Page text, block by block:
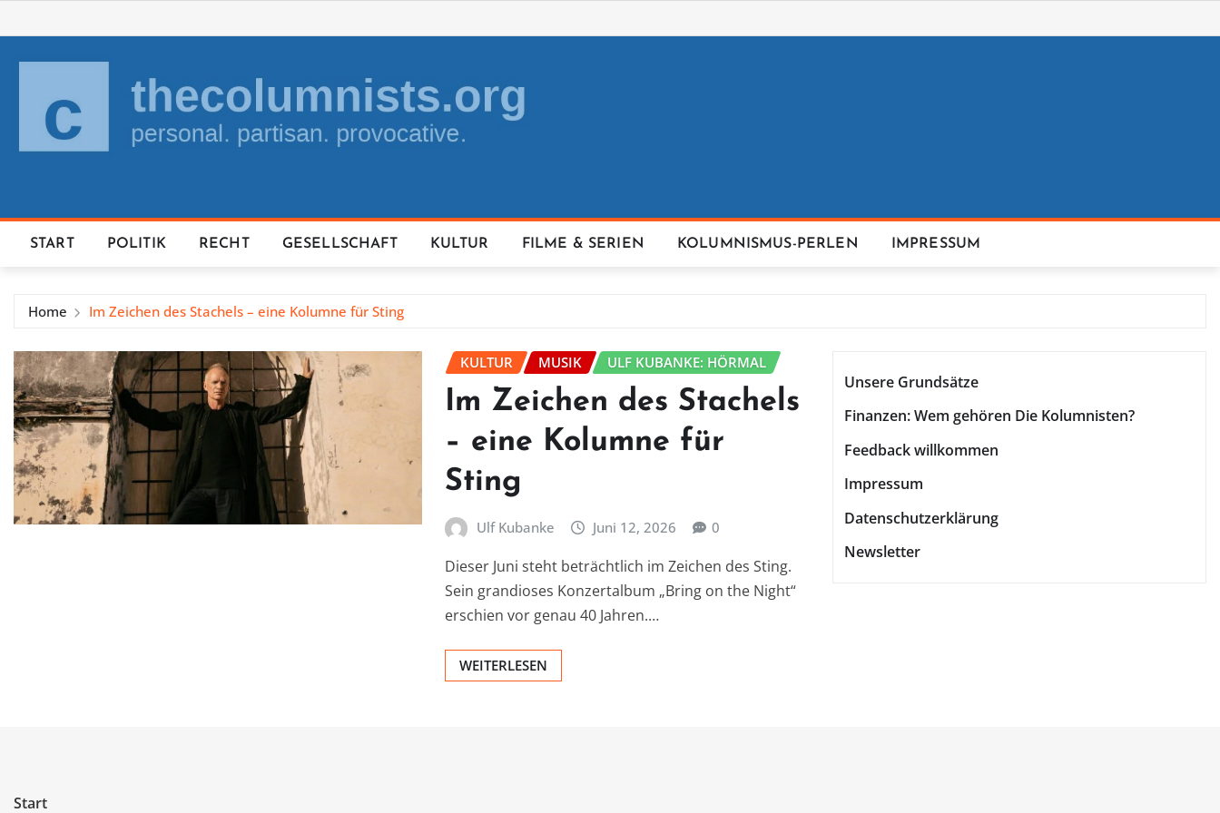
to
content
START POLITIK RECHT GESELLSCHAFT KULTUR FILME & SERIEN KOLUMNISMUS-PERLEN IMPRESSUM
Home Im Zeichen des Stachels – eine Kolumne für Sting
KULTUR MUSIK ULF KUBANKE: HÖRMAL
Im Zeichen des Stachels
– eine Kolumne für
Sting
Ulf Kubanke Juni 12, 2026 0
Dieser Juni steht beträchtlich im Zeichen des Sting.
Sein grandioses Konzertalbum „Bring on the Night“
erschien vor genau 40 Jahren.…
WEITERLESEN
Unsere Grundsätze
Finanzen: Wem gehören Die Kolumnisten?
Feedback willkommen
Impressum
Datenschutzerklärung
Newsletter
Start